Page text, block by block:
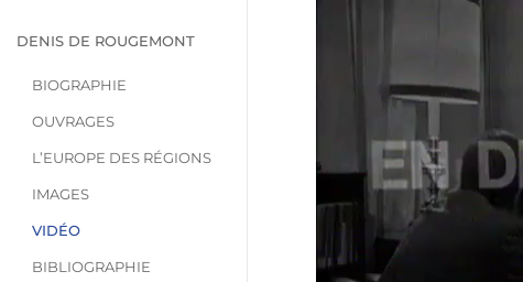
DENIS DE ROUGEMONT
BIOGRAPHIE
OUVRAGES
L’EUROPE DES RÉGIONS
IMAGES
VIDÉO
BIBLIOGRAPHIE